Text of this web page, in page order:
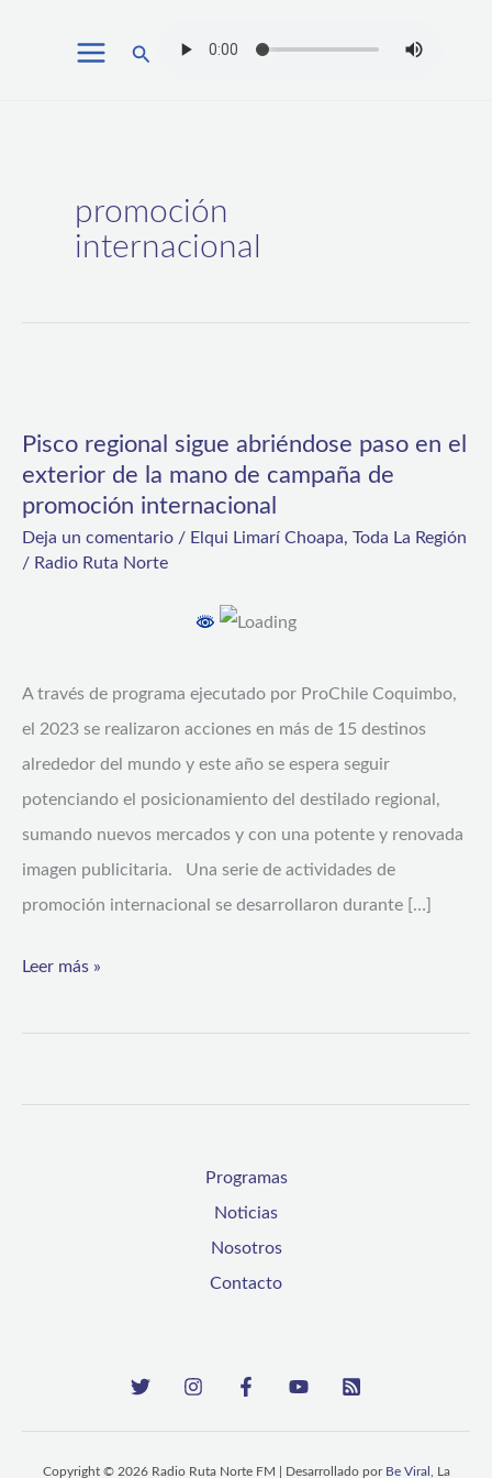
Buscar
promoción
internacional
Pisco regional sigue abriéndose paso en el
exterior de la mano de campaña de
promoción internacional
Deja un comentario / Elqui Limarí Choapa, Toda La Región
/ Radio Ruta Norte
A través de programa ejecutado por ProChile Coquimbo,
el 2023 se realizaron acciones en más de 15 destinos
alrededor del mundo y este año se espera seguir
potenciando el posicionamiento del destilado regional,
sumando nuevos mercados y con una potente y renovada
imagen publicitaria. Una serie de actividades de
promoción internacional se desarrollaron durante […]
sigue
en
la
mano
de
campaña
de
promoción
internacional
Leer más »
Programas
Noticias
Nosotros
Contacto
Copyright © 2026 Radio Ruta Norte FM | Desarrollado por Be Viral , La